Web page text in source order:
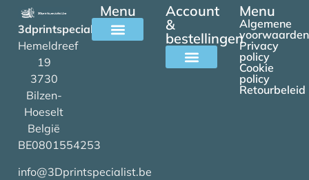
3dprintspecialist.be
Hemeldreef
19
3730
Bilzen-
Hoeselt
België
BE0801554253
info@3Dprintspecialist.be
Menu
Account
&
bestellingen
Menu
Algemene
voorwaarden
Privacy
policy
Cookie
policy
Retourbeleid